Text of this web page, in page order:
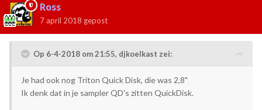
Ross
7 april 2018 gepost
Op 6-4-2018 om 21:55, djkoelkast zei:
Je had ook nog Triton Quick Disk, die was 2,8"
Ik denk dat in je sampler QD's zitten QuickDisk.